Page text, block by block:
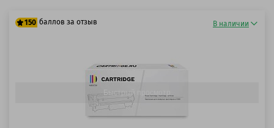
150 баллов за отзыв В наличии
Быстрый просмотр